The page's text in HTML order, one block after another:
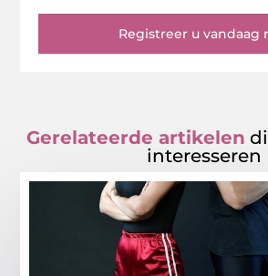
Registreer u vandaag
Gerelateerde artikelen
interesseren